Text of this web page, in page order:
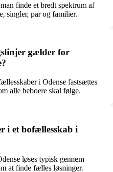
finde et bredt spektrum af
singler, par og familier.
gælder for
i Odense fastsættes
alle beboere skal følge.
i et bofællesskab i
løses typisk gennem
at finde fælles løsninger.